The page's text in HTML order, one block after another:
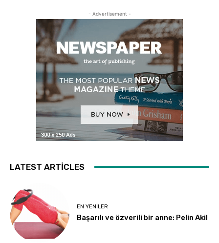
- Advertisement -
LATEST ARTICLES
EN YENILER
Başarılı ve özverili bir anne: Pelin Akil